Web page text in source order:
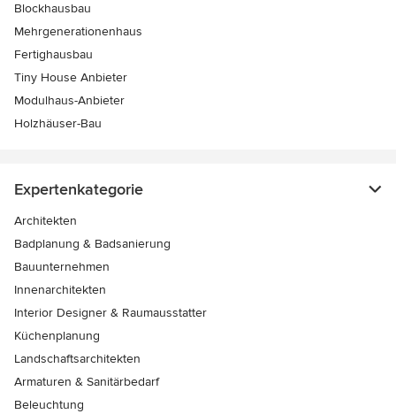
Blockhausbau
Mehrgenerationenhaus
Fertighausbau
Tiny House Anbieter
Modulhaus-Anbieter
Holzhäuser-Bau
Expertenkategorie
Architekten
Badplanung & Badsanierung
Bauunternehmen
Innenarchitekten
Interior Designer & Raumausstatter
Küchenplanung
Landschaftsarchitekten
Armaturen & Sanitärbedarf
Beleuchtung